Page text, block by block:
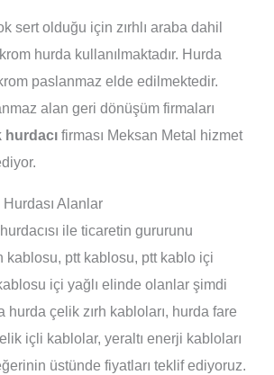
sert olduğu için zırhlı araba dahil
hurda kullanılmaktadır. Hurda
paslanmaz elde edilmektedir.
alan geri dönüşüm firmaları
hurdacı firması Meksan Metal hizmet
Hurdası Alanlar
hurdacısı ile ticaretin gururunu
kablosu, ptt kablosu, ptt kablo içi
içi yağlı elinde olanlar şimdi
hurda çelik zırh kabloları, hurda fare
içli kablolar, yeraltı enerji kabloları
üstünde fiyatları teklif ediyoruz.